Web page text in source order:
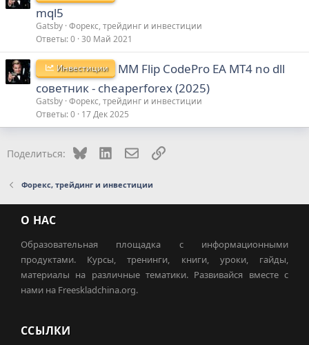
mql5
Gatsby Форекс, трейдинг и инвестиции
Ответы 0 30 Май 2021
Инвестиции
MM Flip CodePro EA MT4 no dll
советник - cheaperforex (2025)
Gatsby Форекс, трейдинг и инвестиции
Ответы 0 17 Дек 2025
Поделиться: Bluesky LinkedInЭлектронная почта
Ссылка
Форекс, трейдинг и инвестиции
О НАС
Образовательная площадка с информационными
продуктами. Курсы, тренинги, книги, уроки, гайды,
материалы на различные тематики. Развивайся вместе с
нами на Freeskladchina.org.
ССЫЛКИ